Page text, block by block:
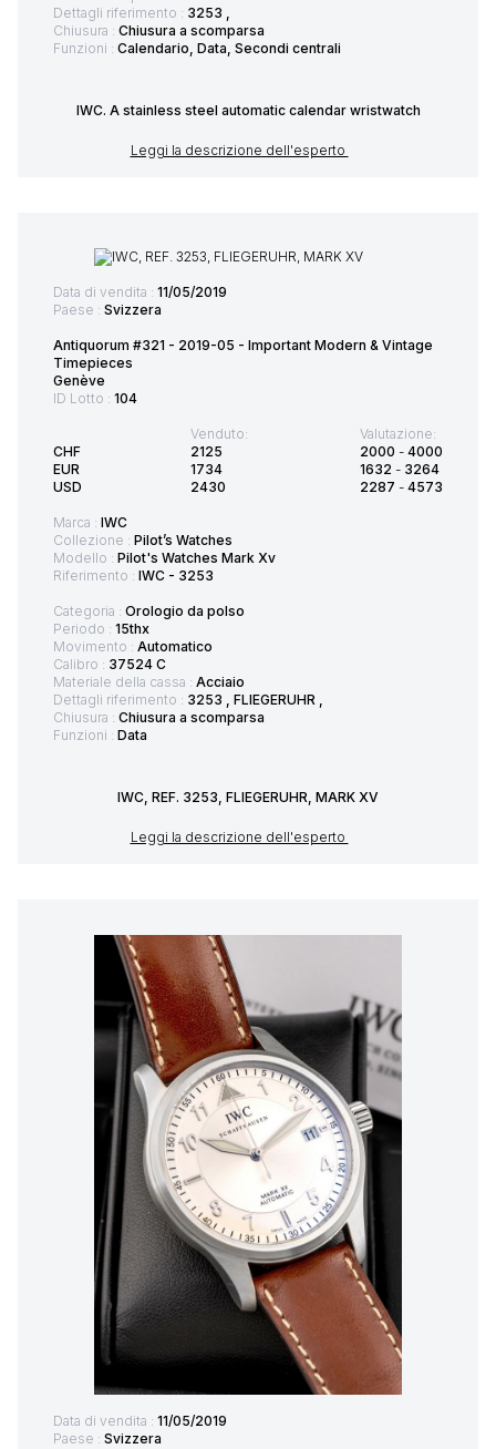
Dettagli riferimento : 3253 ,
Chiusura : Chiusura a scomparsa
Funzioni : Calendario, Data, Secondi centrali
IWC. A stainless steel automatic calendar wristwatch
Leggi la descrizione dell'esperto
Data di vendita : 11/05/2019
Paese : Svizzera
Antiquorum #321 - 2019-05 - Important Modern & Vintage
Timepieces
Genève
ID Lotto : 104
CHF
EUR
USD
Venduto:
2125
1734
2430
Valutazione:
2000 - 4000
1632 - 3264
2287 - 4573
Marca : IWC
Collezione : Pilot’s Watches
Modello : Pilot's Watches Mark Xv
Riferimento : IWC - 3253
Categoria : Orologio da polso
Periodo : 15thx
Movimento : Automatico
Calibro : 37524 C
Materiale della cassa : Acciaio
Dettagli riferimento : 3253 , FLIEGERUHR ,
Chiusura : Chiusura a scomparsa
Funzioni : Data
IWC, REF. 3253, FLIEGERUHR, MARK XV
Leggi la descrizione dell'esperto
Data di vendita : 11/05/2019
Paese : Svizzera